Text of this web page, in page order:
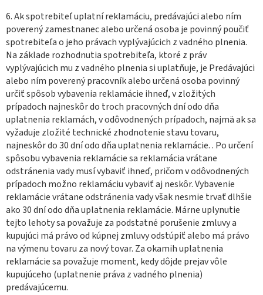
6. Ak spotrebiteľ uplatní reklamáciu, predávajúci alebo ním
poverený zamestnanec alebo určená osoba je povinný poučiť
spotrebiteľa o jeho právach vyplývajúcich z vadného plnenia.
Na základe rozhodnutia spotrebiteľa, ktoré z práv
vyplývajúcich mu z vadného plnenia si uplatňuje, je Predávajúci
alebo ním poverený pracovník alebo určená osoba povinný
určiť spôsob vybavenia reklamácie ihneď, v zložitých
prípadoch najneskôr do troch pracovných dní odo dňa
uplatnenia reklamách, v odôvodnených prípadoch, najmä ak sa
vyžaduje zložité technické zhodnotenie stavu tovaru,
najneskôr do 30 dní odo dňa uplatnenia reklamácie. . Po určení
spôsobu vybavenia reklamácie sa reklamácia vrátane
odstránenia vady musí vybaviť ihneď, pričom v odôvodnených
prípadoch možno reklamáciu vybaviť aj neskôr. Vybavenie
reklamácie vrátane odstránenia vady však nesmie trvať dlhšie
ako 30 dní odo dňa uplatnenia reklamácie. Márne uplynutie
tejto lehoty sa považuje za podstatné porušenie zmluvy a
kupujúci má právo od kúpnej zmluvy odstúpiť alebo má právo
na výmenu tovaru za nový tovar. Za okamih uplatnenia
reklamácie sa považuje moment, kedy dôjde prejav vôle
kupujúceho (uplatnenie práva z vadného plnenia)
predávajúcemu.